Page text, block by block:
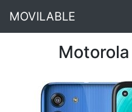
MOVILABLE